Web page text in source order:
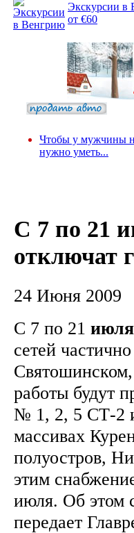
Экскурсии в
от €60
Чтобы у мужчины
нужно уметь...
C 7 по 21
отключат
24 Июня 2009
С 7 по 21 июля
сетей
работы будут
№ 1, 2, 5 СТ-2
массивах
полуостров,
этим
июля. Об этом
передает